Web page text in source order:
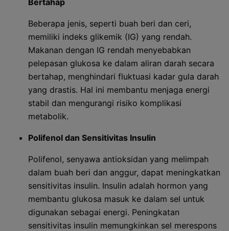
Bertahap
Beberapa jenis, seperti buah beri dan ceri,
memiliki indeks glikemik (IG) yang rendah.
Makanan dengan IG rendah menyebabkan
pelepasan glukosa ke dalam aliran darah secara
bertahap, menghindari fluktuasi kadar gula darah
yang drastis. Hal ini membantu menjaga energi
stabil dan mengurangi risiko komplikasi
metabolik.
Polifenol dan Sensitivitas Insulin
Polifenol, senyawa antioksidan yang melimpah
dalam buah beri dan anggur, dapat meningkatkan
sensitivitas insulin. Insulin adalah hormon yang
membantu glukosa masuk ke dalam sel untuk
digunakan sebagai energi. Peningkatan
sensitivitas insulin memungkinkan sel merespons